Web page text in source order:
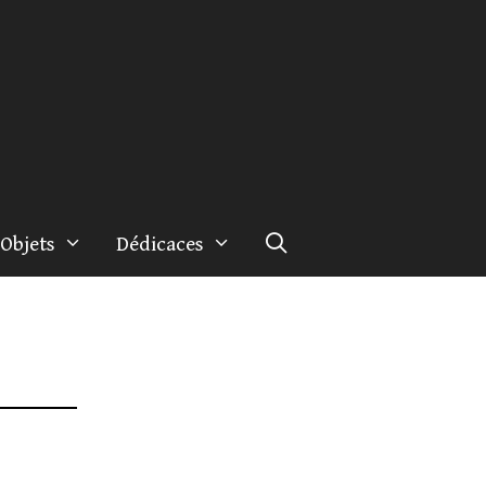
Objets Dédicaces